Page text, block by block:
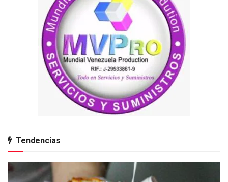
Tendencias